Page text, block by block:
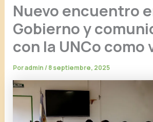
Nuevo encuentro
Gobierno y
con la UNCo como
Poradmin/8 septiembre, 2025